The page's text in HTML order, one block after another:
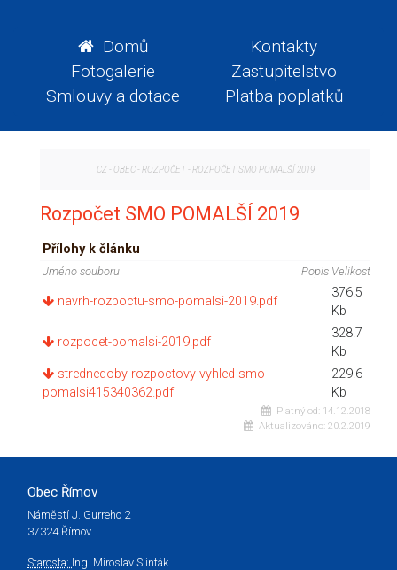
Domů
Kontakty
Fotogalerie
Zastupitelstvo
Smlouvy a dotace
Platba poplatků
CZ- OBEC- ROZPOČET- ROZPOČET SMO POMALŠÍ 2019
Rozpočet SMO POMALŠÍ 2019
Přílohy k článku
Jméno souboru Popis Velikost
navrh-rozpoctu-smo-pomalsi-2019.pdf
376.5
Kb
rozpocet-pomalsi-2019.pdf
328.7
Kb
strednedoby-rozpoctovy-vyhled-smo-
pomalsi415340362.pdf
229.6
Kb
Platný od: 14.12.2018
Aktualizováno: 20.2.2019
Obec Římov
Náměstí J. Gurreho 2
37324 Římov
Starosta: Ing. Miroslav Slinták